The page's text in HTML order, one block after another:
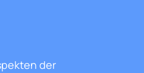
der